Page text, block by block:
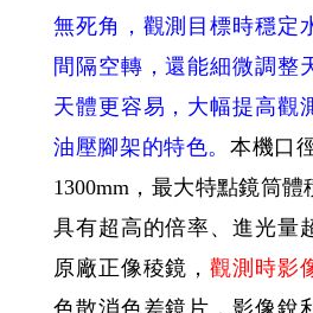
無死角，觀測目標時穩定
間隔空轉，還能細微調整
天體更容易，大幅提高觀
油壓腳架的特色。 本機口
1300mm，最大特點鏡筒體
具有超高的倍率、進光量
原廠正像稜鏡，觀測時影